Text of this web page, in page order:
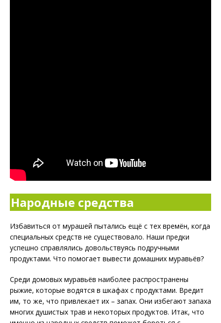
Народные средства
Избавиться от мурашей пытались ещё с тех времён, когда
специальных средств не существовало. Наши предки
успешно справлялись довольствуясь подручными
продуктами. Что помогает вывести домашних муравьёв?
Среди домовых муравьёв наиболее распространены
рыжие, которые водятся в шкафах с продуктами. Вредит
им, то же, что привлекает их – запах. Они избегают запаха
многих душистых трав и некоторых продуктов. Итак, что